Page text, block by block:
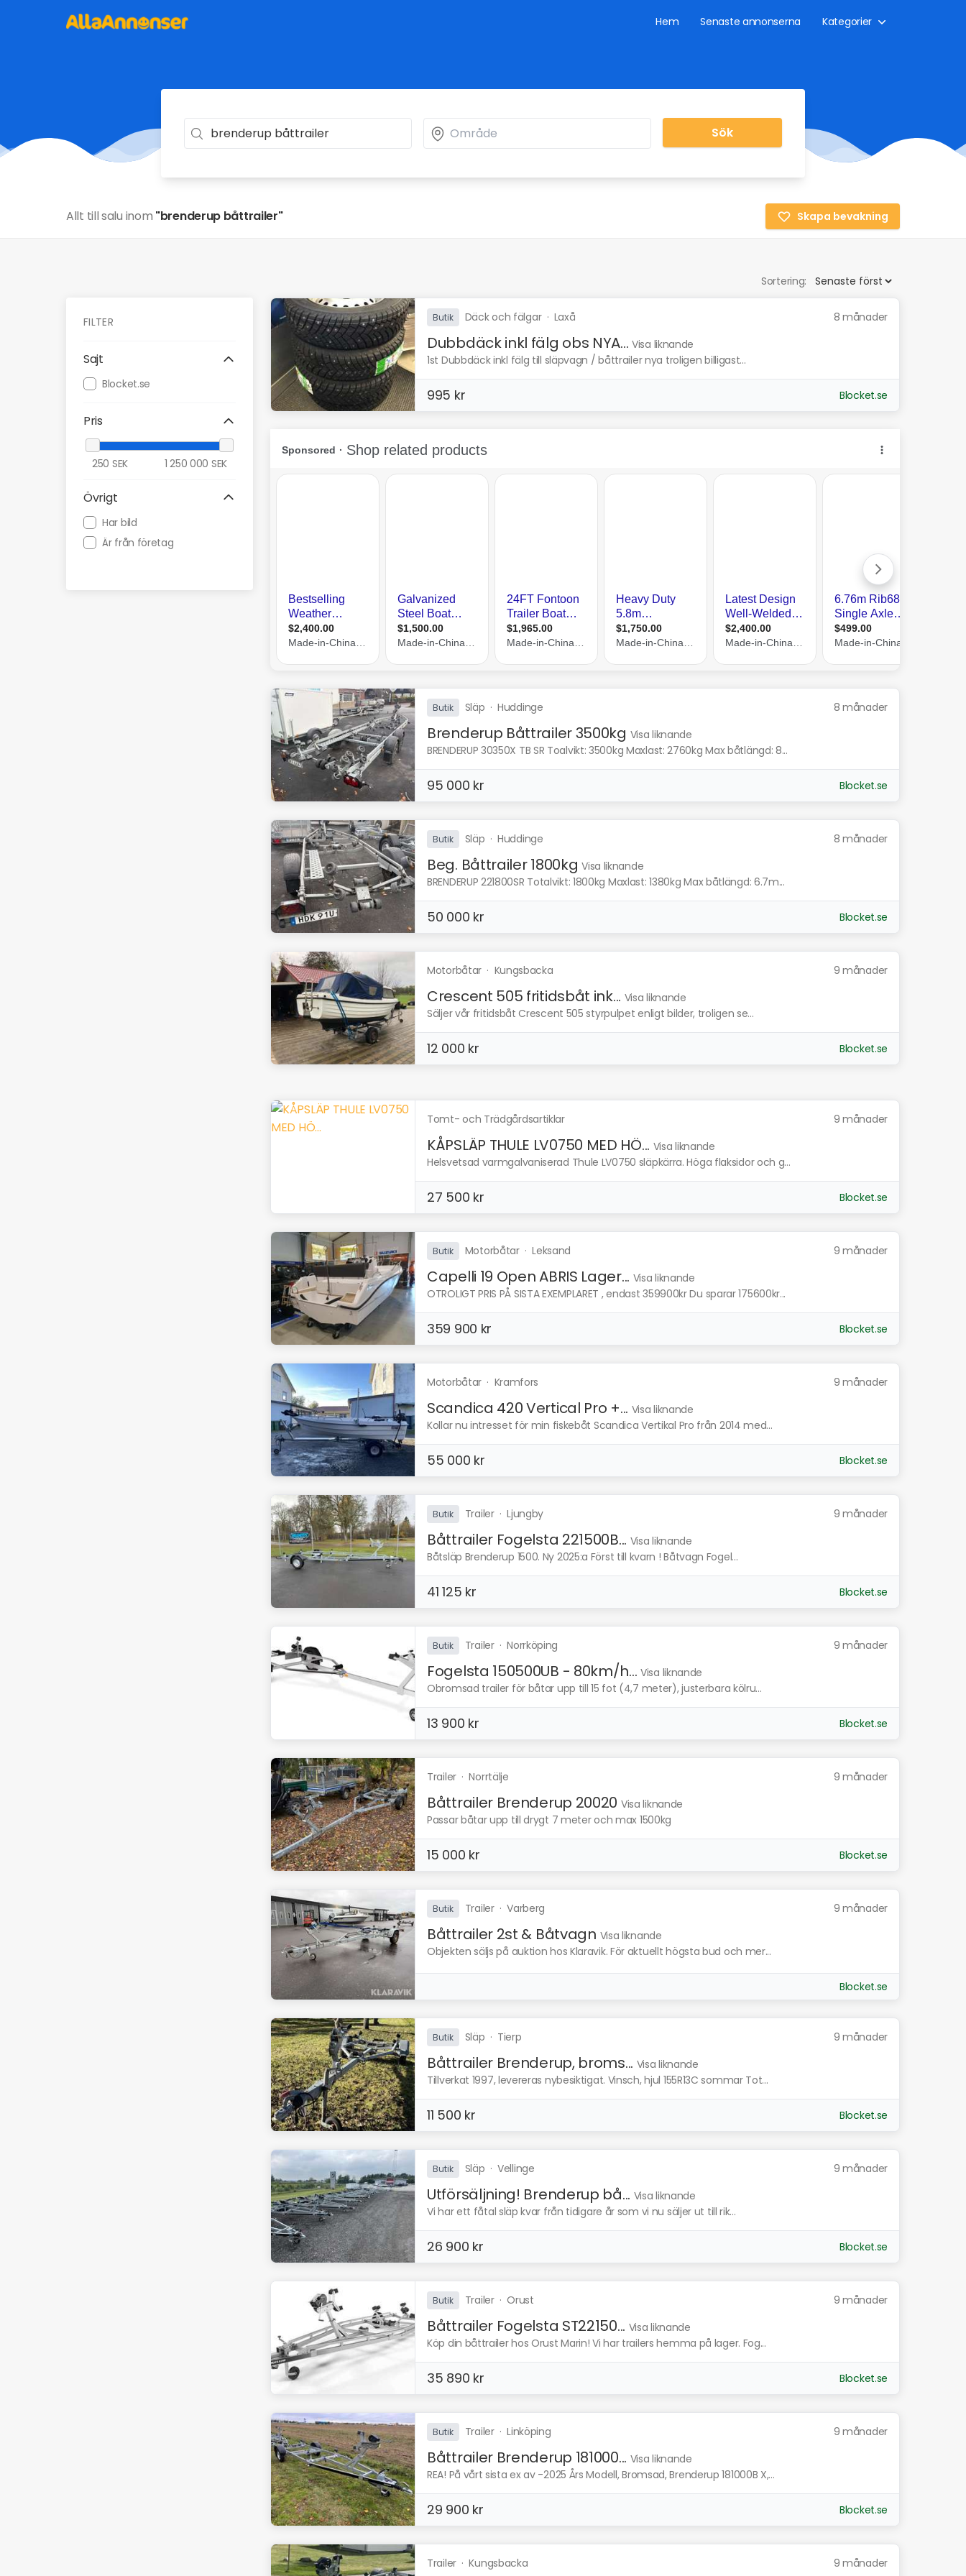
Hem Senaste annonserna Kategorier
Sök
Allt till salu inom "brenderup båttrailer" Skapa bevakning
Sortering:
FILTER
Sajt
Blocket.se
Pris
250 SEK 1 250 000 SEK
Övrigt
Har bild
Är från företag
Butik Däck och fälgar· Laxå 8 månader
Dubbdäck inkl fälg obs NYA... Visa liknande
1st Dubbdäck inkl fälg till släpvagn / båttrailer nya troligen billigast...
995 kr Blocket.se
Butik Släp ·Huddinge 8 månader
Brenderup Båttrailer 3500kg Visa liknande
BRENDERUP 30350X TB SR Toalvikt: 3500kg Maxlast: 2760kg Max båtlängd: 8...
95 000 kr Blocket.se
Butik Släp ·Huddinge 8 månader
Beg. Båttrailer 1800kg Visa liknande
BRENDERUP 221800SR Totalvikt: 1800kg Maxlast: 1380kg Max båtlängd: 6.7m...
50 000 kr Blocket.se
Motorbåtar · Kungsbacka 9 månader
Crescent 505 fritidsbåt ink... Visa liknande
Säljer vår fritidsbåt Crescent 505 styrpulpet enligt bilder, troligen se...
12 000 kr Blocket.se
Tomt- och Trädgårdsartiklar 9 månader
KÅPSLÄP THULE LV0750 MED HÖ... Visa liknande
Helsvetsad varmgalvaniserad Thule LV0750 släpkärra. Höga flaksidor och g...
27 500 kr Blocket.se
Butik Motorbåtar·Leksand 9 månader
Capelli 19 Open ABRIS Lager... Visa liknande
OTROLIGT PRIS PÅ SISTA EXEMPLARET , endast 359900kr Du sparar 175600kr...
359 900 kr Blocket.se
Motorbåtar · Kramfors 9 månader
Scandica 420 Vertical Pro +... Visa liknande
Kollar nu intresset för min fiskebåt Scandica Vertikal Pro från 2014 med...
55 000 kr Blocket.se
Butik Trailer·Ljungby 9 månader
Båttrailer Fogelsta 221500B... Visa liknande
Båtsläp Brenderup 1500. Ny 2025:a Först till kvarn ! Båtvagn Fogel...
41 125 kr Blocket.se
Butik Trailer·Norrköping 9 månader
Fogelsta 150500UB - 80km/h... Visa liknande
Obromsad trailer för båtar upp till 15 fot (4,7 meter), justerbara kölru...
13 900 kr Blocket.se
Trailer·Norrtälje 9 månader
Båttrailer Brenderup 20020 Visa liknande
Passar båtar upp till drygt 7 meter och max 1500kg
15 000 kr Blocket.se
Butik Trailer·Varberg 9 månader
Båttrailer 2st & Båtvagn Visa liknande
Objekten säljs på auktion hos Klaravik. För aktuellt högsta bud och mer...
Blocket.se
Butik Släp · Tierp 9 månader
Båttrailer Brenderup, broms... Visa liknande
Tillverkat 1997, levereras nybesiktigat. Vinsch, hjul 155R13C sommar Tot...
11 500 kr Blocket.se
Butik Släp ·Vellinge 9 månader
Utförsäljning! Brenderup bå... Visa liknande
Vi har ett fåtal släp kvar från tidigare år som vi nu säljer ut till rik...
26 900 kr Blocket.se
Butik Trailer·Orust 9 månader
Båttrailer Fogelsta ST22150... Visa liknande
Köp din båttrailer hos Orust Marin! Vi har trailers hemma på lager. Fog...
35 890 kr Blocket.se
Butik Trailer·Linköping 9 månader
Båttrailer Brenderup 181000... Visa liknande
REA! På vårt sista ex av -2025 Års Modell, Bromsad, Brenderup 181000B X,...
29 900 kr Blocket.se
Trailer·Kungsbacka 9 månader